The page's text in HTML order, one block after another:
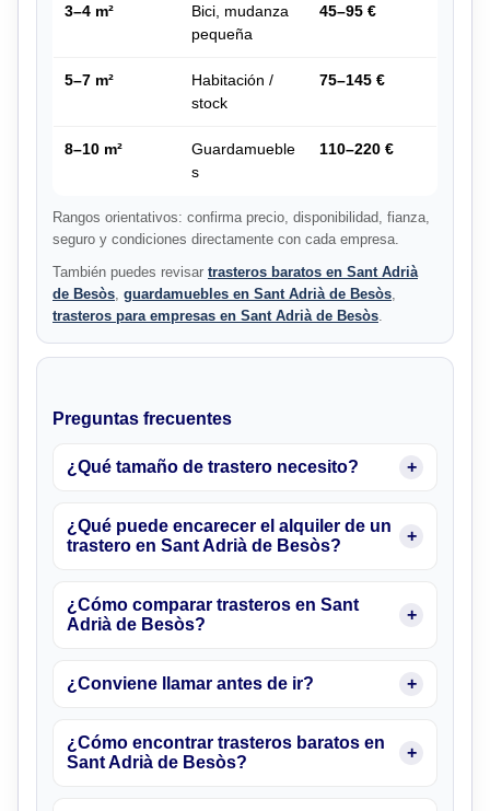
3–4 m²
Bici, mudanza
pequeña
45–95 €
5–7 m²
Habitación /
stock
75–145 €
8–10 m²
Guardamueble
s
110–220 €
Rangos orientativos: confirma precio, disponibilidad, fianza,
seguro y condiciones directamente con cada empresa.
También puedes revisar trasteros baratos en Sant Adrià
de Besòs, guardamuebles en Sant Adrià de Besòs,
trasteros para empresas en Sant Adrià de Besòs.
Preguntas frecuentes
¿Qué tamaño de trastero necesito?
¿Qué puede encarecer el alquiler de un
trastero en Sant Adrià de Besòs?
¿Cómo comparar trasteros en Sant
Adrià de Besòs?
¿Conviene llamar antes de ir?
¿Cómo encontrar trasteros baratos en
Sant Adrià de Besòs?